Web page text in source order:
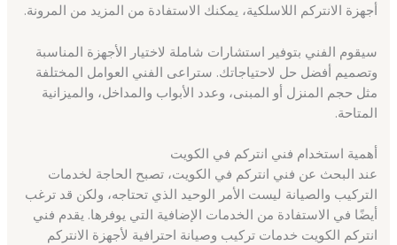
أجهزة الانتركم اللاسلكية، يمكنك الاستفادة من المزيد من المرونة.
سيقوم الفني بتوفير استشارات شاملة لاختيار الأجهزة المناسبة
وتصميم أفضل حل لاحتياجاتك. ستراعى الفني العوامل المختلفة
مثل حجم المنزل أو المبنى، وعدد الأبواب والمداخل، والميزانية
المتاحة.
أهمية استخدام فني انتركم في الكويت
عند البحث عن فني انتركم في الكويت، تصبح الحاجة لخدمات
التركيب والصيانة ليست الأمر الوحيد الذي تحتاجه، ولكن قد ترغب
أيضًا في الاستفادة من الخدمات الإضافية التي يوفرها. يقدم فني
انتركم الكويت خدمات تركيب وصيانة احترافية لأجهزة الانتركم